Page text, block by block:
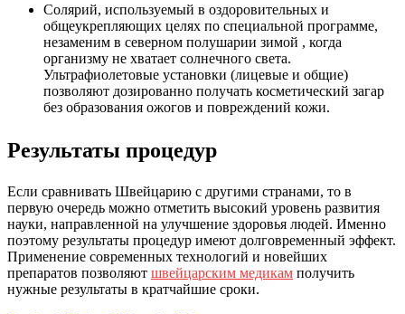
Солярий, используемый в оздоровительных и
общеукрепляющих целях по специальной программе,
незаменим в северном полушарии зимой , когда
организму не хватает солнечного света.
Ультрафиолетовые установки (лицевые и общие)
позволяют дозированно получать косметический загар
без образования ожогов и повреждений кожи.
Результаты процедур
Если сравнивать Швейцарию с другими странами, то в
первую очередь можно отметить высокий уровень развития
науки, направленной на улучшение здоровья людей. Именно
поэтому результаты процедур имеют долговременный эффект.
Применение современных технологий и новейших
препаратов позволяют швейцарским медикам получить
нужные результаты в кратчайшие сроки.